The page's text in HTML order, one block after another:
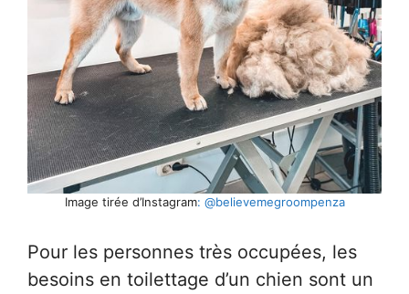
Image tirée d’Instagram: @believemegroompenza
Pour les personnes très occupées, les
besoins en toilettage d’un chien sont un